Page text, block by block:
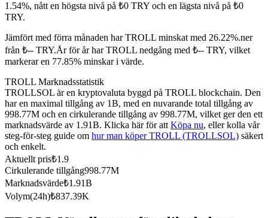
USDC Futures
Kopiera Trading
Gå med de bästa handlarna
1.54%, nått en högsta nivå på ₺0 TRY och en lägsta nivå på ₺0
TRY.
Jämfört med förra månaden har TROLL minskat med 26.22%.ner
från ₺-- TRY.År för år har TROLL nedgång med ₺-- TRY, vilket
markerar en 77.85% minskar i värde.
TROLL Marknadsstatistik
TROLLSOL är en kryptovaluta byggd på TROLL blockchain. Den
har en maximal tillgång av 1B, med en nuvarande total tillgång av
998.77M och en cirkulerande tillgång av 998.77M, vilket ger den ett
marknadsvärde av 1.91B. Klicka här för att Köpa nu, eller kolla vår
steg-för-steg guide om hur man köper TROLL (TROLLSOL) säkert
och enkelt.
Aktuellt pris₺1.9
Cirkulerande tillgång998.77M
Marknadsvärde₺1.91B
Volym(24h)₺837.39K